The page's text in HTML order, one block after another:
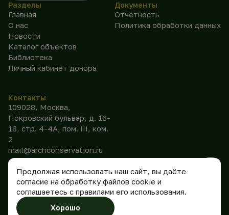
Разделы
Главная
О нас
Новости
Каталог объектов
Библиотека
Личный кабинет донора
Документы
Отчетность
Политика обработки данных
Контакты
109028, Москва,
Покровский бульвар, д. 16-
18, стр. 4-4А, пом. III, ком.
2
mail@archconservation.ru
2026
«Консервация»
Продолжая использовать наш сайт, вы даёте
согласие на обработку файлов cookie и
соглашаетесь с правилами его использования.
Хорошо